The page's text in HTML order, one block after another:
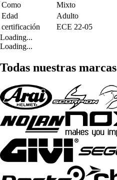
Como
Mixto
Edad
Adulto
certificación
ECE 22-05
Loading...
Loading...
Todas nuestras marcas